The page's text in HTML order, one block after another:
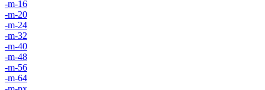
-m-16
-m-20
-m-24
-m-32
-m-40
-m-48
-m-56
-m-64